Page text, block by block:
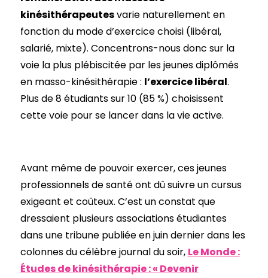
kinésithérapeutesvarie naturellement en
fonction du mode d’exercice choisi (libéral,
salarié, mixte). Concentrons-nous donc sur la
voie la plus plébiscitée par les jeunes diplômés
en masso-kinésithérapie : l’exercice libéral.
Plus de 8 étudiants sur 10 (85 %) choisissent
cette voie pour se lancer dans la vie active.
Avant même de pouvoir exercer, ces jeunes
professionnels de santé ont dû suivre un cursus
exigeant et coûteux. C’est un constat que
dressaient plusieurs associations étudiantes
dans une tribune publiée en juin dernier dans les
colonnes du célèbre journal du soir, Le Monde :
Études de kinésithérapie : « Devenir